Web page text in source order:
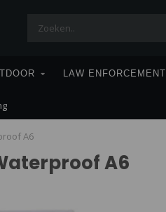
LAW ENFORCEMENT
A6
A6